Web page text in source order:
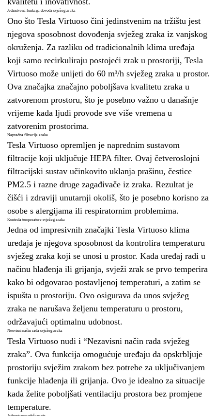
Jedinstvena funkcija dovoda svježeg zraka
Ono što Tesla Virtuoso čini jedinstvenim na tržištu jest
njegova sposobnost dovođenja svježeg zraka iz vanjskog
okruženja. Za razliku od tradicionalnih klima uređaja
koji samo recirkuliraju postojeći zrak u prostoriji, Tesla
Virtuoso može unijeti do 60 m³/h svježeg zraka u prostor.
Ova značajka značajno poboljšava kvalitetu zraka u
zatvorenom prostoru, što je posebno važno u današnje
vrijeme kada ljudi provode sve više vremena u
zatvorenim prostorima.
Napredna filtracija zraka
Tesla Virtuoso opremljen je naprednim sustavom
filtracije koji uključuje HEPA filter. Ovaj četveroslojni
filtracijski sustav učinkovito uklanja prašinu, čestice
PM2.5 i razne druge zagađivače iz zraka. Rezultat je
čišći i zdraviji unutarnji okoliš, što je posebno korisno za
osobe s alergijama ili respiratornim problemima.
Kontrola temperature svježeg zraka
Jedna od impresivnih značajki Tesla Virtuoso klima
uređaja je njegova sposobnost da kontrolira temperaturu
svježeg zraka koji se unosi u prostor. Kada uređaj radi u
načinu hlađenja ili grijanja, svježi zrak se prvo temperira
kako bi odgovarao postavljenoj temperaturi, a zatim se
ispušta u prostoriju. Ovo osigurava da unos svježeg
zraka ne narušava željenu temperaturu u prostoru,
održavajući optimalnu udobnost.
Neovisni način rada svježeg zraka
Tesla Virtuoso nudi i “Nezavisni način rada svježeg
zraka”. Ova funkcija omogućuje uređaju da opskrbljuje
prostoriju svježim zrakom bez potrebe za uključivanjem
funkcije hlađenja ili grijanja. Ovo je idealno za situacije
kada želite poboljšati ventilaciju prostora bez promjene
temperature.